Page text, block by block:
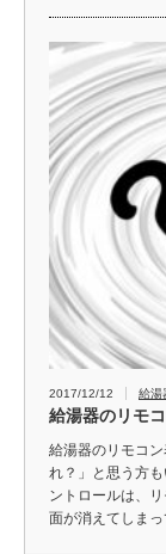
2017/12/12 給湯
給湯器のリモ
給湯器のリモコ
れ？」と思う方
ントロールは、
面が消えてしま